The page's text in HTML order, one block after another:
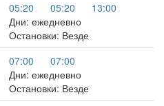
05:20 05:20
13:00
Дни: ежедневно
Остановки: Везде
07:00
07:00
Дни: ежедневно
Остановки: Везде